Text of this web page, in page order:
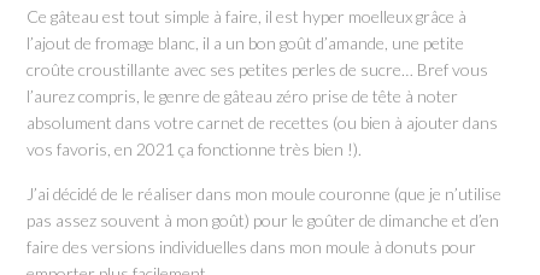
Ce gâteau est tout simple à faire, il est hyper moelleux grâce à
l’ajout de fromage blanc, il a un bon goût d’amande, une petite
croûte croustillante avec ses petites perles de sucre… Bref vous
l’aurez compris, le genre de gâteau zéro prise de tête à noter
absolument dans votre carnet de recettes (ou bien à ajouter dans
vos favoris, en 2021 ça fonctionne très bien !).
J’ai décidé de le réaliser dans mon moule couronne (que je n’utilise
pas assez souvent à mon goût) pour le goûter de dimanche et d’en
faire des versions individuelles dans mon moule à donuts pour